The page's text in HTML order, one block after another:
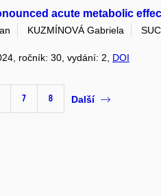
acute metabolic
KUZMÍNOVÁ Gabriela
ročník: 30, vydání: 2, DOI
7 8 Další